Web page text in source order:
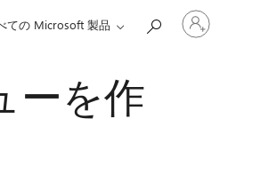
ての Microsoft 製品
カ
ーを作